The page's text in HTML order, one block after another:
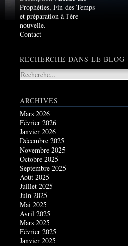
Prophéties, Fin des Temps
et préparation à l'ère
nouvelle.
Contact
RECHERCHE DANS LE BLOG
ARCHIVES
Mars 2026
Février 2026
Janvier 2026
Décembre 2025
Novembre 2025
Octobre 2025
Septembre 2025
Août 2025
Juillet 2025
Juin 2025
Mai 2025
Avril 2025
Mars 2025
Février 2025
Janvier 2025